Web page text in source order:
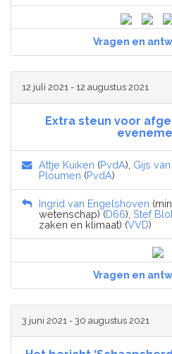
Vragen en
12 juli 2021 - 12 augustus 2021
Extra steun voor
Attje Kuiken (PvdA), Gijs
Ploumen (PvdA)
Ingrid van Engelshoven
wetenschap) (D66), Stef
zaken en klimaat) (VVD)
Vragen en
3 juni 2021 - 30 augustus 2021